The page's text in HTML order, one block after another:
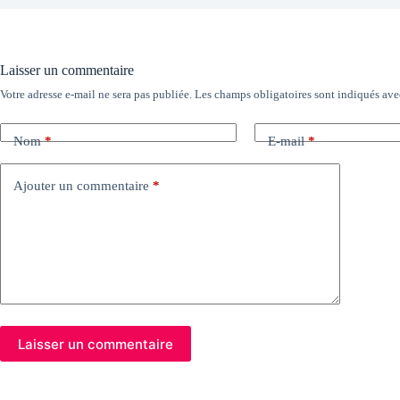
Laisser un commentaire
Votre adresse e-mail ne sera pas publiée. Les champs obligatoires sont indiqués
Nom* E-mail*
Ajouter un commentaire *
Laisser un commentaire